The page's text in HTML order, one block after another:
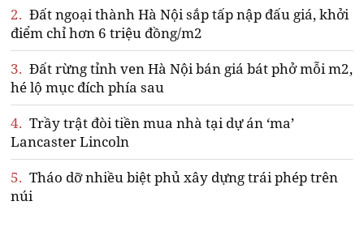
2. Đất ngoại thành Hà Nội sắp tấp nập đấu giá, khởi
điểm chỉ hơn 6 triệu đồng/m2
3. Đất rừng tỉnh ven Hà Nội bán giá bát phở mỗi m2,
hé lộ mục đích phía sau
4. Trầy trật đòi tiền mua nhà tại dự án ‘ma’
Lancaster Lincoln
5. Tháo dỡ nhiều biệt phủ xây dựng trái phép trên
núi